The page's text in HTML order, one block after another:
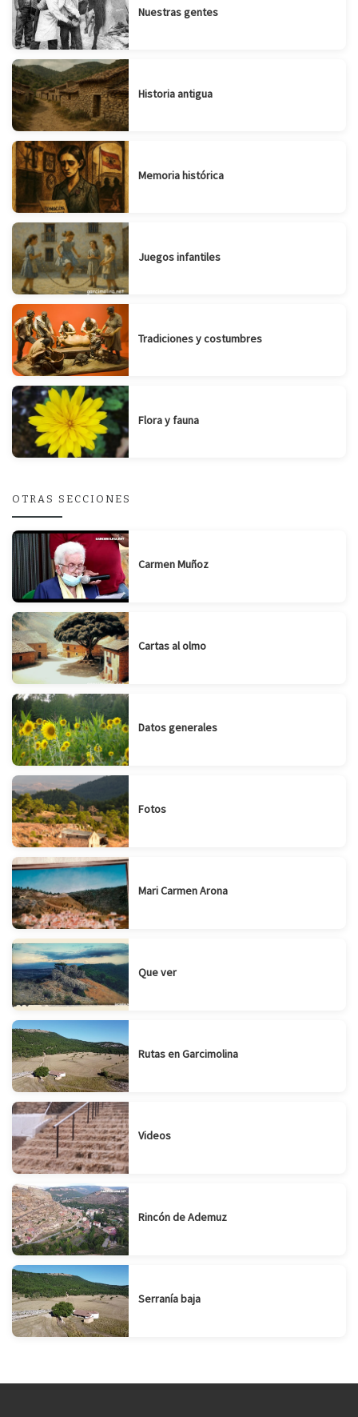
Nuestras gentes
Historia antigua
Memoria histórica
Juegos infantiles
Tradiciones y costumbres
Flora y fauna
OTRAS SECCIONES
Carmen Muñoz
Cartas al olmo
Datos generales
Fotos
Mari Carmen Arona
Que ver
Rutas en Garcimolina
Videos
Rincón de Ademuz
Serranía baja